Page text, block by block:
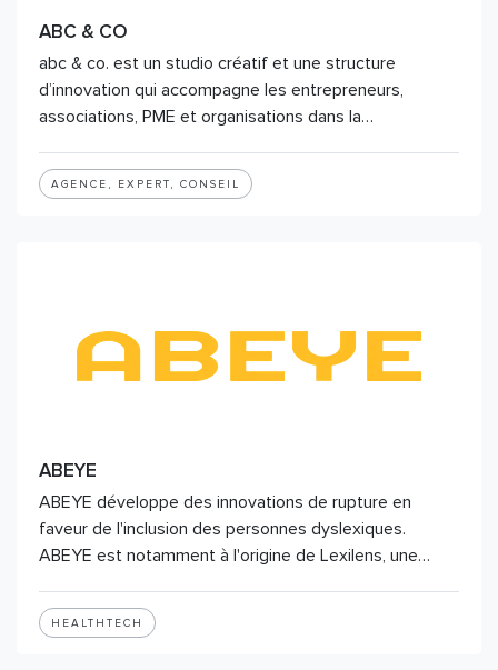
ABC & CO
abc & co. est un studio créatif et une structure
d’innovation qui accompagne les entrepreneurs,
associations, PME et organisations dans la…
AGENCE, EXPERT, CONSEIL
ABEYE
ABEYE développe des innovations de rupture en
faveur de l'inclusion des personnes dyslexiques.
ABEYE est notamment à l'origine de Lexilens, une…
HEALTHTECH